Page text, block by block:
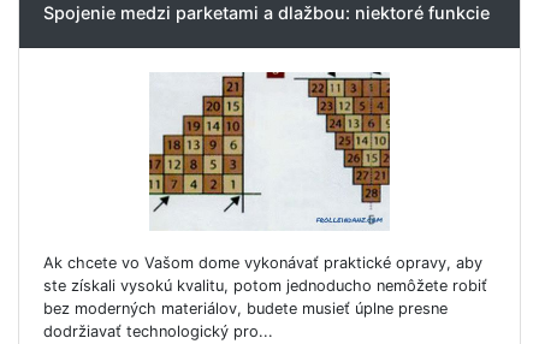
Spojenie medzi parketami a dlažbou: niektoré funkcie
Ak chcete vo Vašom dome vykonávať praktické opravy, aby
ste získali vysokú kvalitu, potom jednoducho nemôžete robiť
bez moderných materiálov, budete musieť úplne presne
dodržiavať technologický pro...